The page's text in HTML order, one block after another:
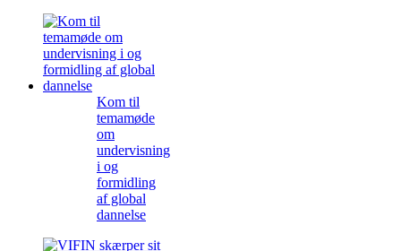
Kom til
temamøde
om
undervisning
i og
formidling
af global
dannelse